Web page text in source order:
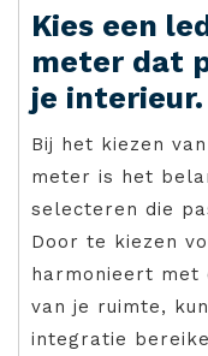
Kies een
meter dat
je interieur.
Bij het kiezen
meter is het
selecteren die
Door te kiezen
harmonieert met
van je ruimte,
integratie